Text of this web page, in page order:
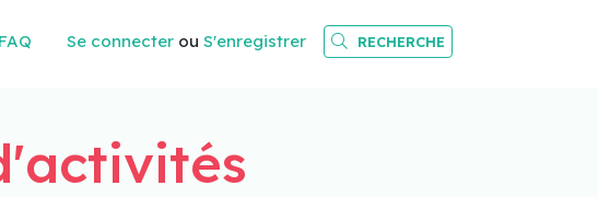
FAQ Se connecter ou S'enregistrer RECHERCHE